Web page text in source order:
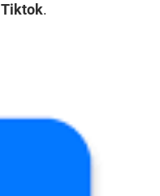
Tiktok.